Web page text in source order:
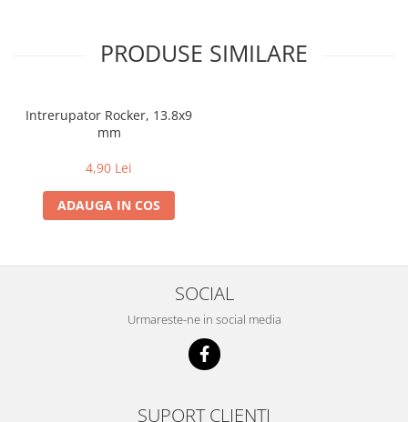
PRODUSE SIMILARE
Intrerupator Rocker, 13.8x9
mm
4,90 Lei
ADAUGA IN COS
SOCIAL
Urmareste-ne in social media
SUPORT CLIENTI